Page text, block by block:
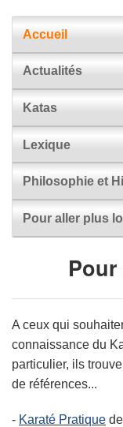
Accueil
Actualités
Katas
Lexique
Philosophie et
Pour aller plus
A ceux qui
connaissance du
particulier, ils
de références...
- Karaté Pratique